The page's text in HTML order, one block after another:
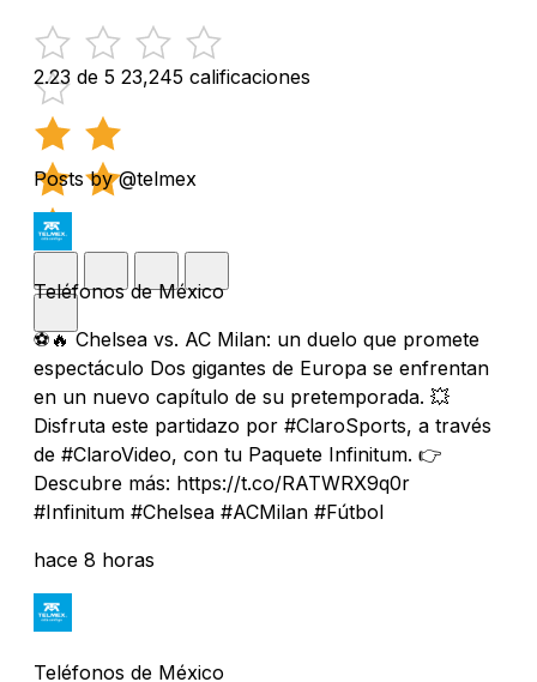
2.23 de 5 23,245 calificaciones
Posts by @telmex
Teléfonos de México
⚽️🔥 Chelsea vs. AC Milan: un duelo que promete
espectáculo Dos gigantes de Europa se enfrentan
en un nuevo capítulo de su pretemporada. 💥
Disfruta este partidazo por #ClaroSports, a través
de #ClaroVideo, con tu Paquete Infinitum. 👉
Descubre más: https://t.co/RATWRX9q0r
#Infinitum #Chelsea #ACMilan #Fútbol
hace 8 horas
Teléfonos de México